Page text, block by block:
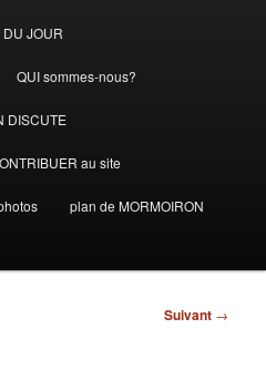
DU JOUR
QUI sommes-nous?
DISCUTE
au site
plan de MORMOIRON
Suivant →